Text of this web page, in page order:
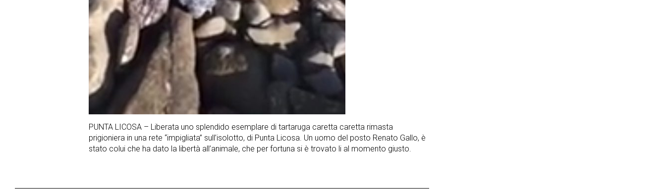
PUNTA LICOSA – Liberata uno splendido esemplare di tartaruga caretta caretta rimasta
prigioniera in una rete “impigliata” sull’isolotto, di Punta Licosa. Un uomo del posto Renato Gallo, è
stato colui che ha dato la libertà all’animale, che per fortuna si è trovato li al momento giusto.